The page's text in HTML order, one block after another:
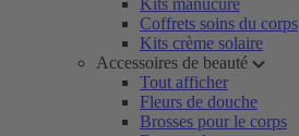
Kits manucure
Coffrets soins du corps
Kits crème solaire
Accessoires de beauté
Tout afficher
Fleurs de douche
Brosses pour le corps